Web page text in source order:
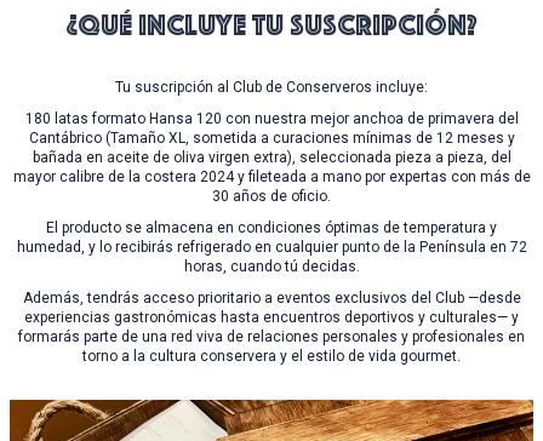
¿Qué incluye tu suscripción?
Tu suscripción al Club de Conserveros incluye:
180 latas formato Hansa 120 con nuestra mejor anchoa de primavera del
Cantábrico (Tamaño XL, sometida a curaciones mínimas de 12 meses y
bañada en aceite de oliva virgen extra), seleccionada pieza a pieza, del
mayor calibre de la costera 2024 y fileteada a mano por expertas con más de
30 años de oficio.
El producto se almacena en condiciones óptimas de temperatura y
humedad, y lo recibirás refrigerado en cualquier punto de la Península en 72
horas, cuando tú decidas.
Además, tendrás acceso prioritario a eventos exclusivos del Club —desde
experiencias gastronómicas hasta encuentros deportivos y culturales— y
formarás parte de una red viva de relaciones personales y profesionales en
torno a la cultura conservera y el estilo de vida gourmet.